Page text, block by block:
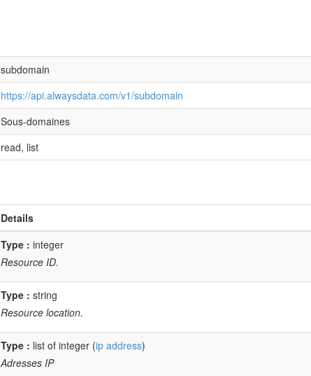
subdomain
https://api.alwaysdata.com/v1/subdomain
Sous-domaines
read, list
Details
Type : integer
Resource ID.
Type : string
Resource location.
Type : list of integer (ip address)
Adresses IP